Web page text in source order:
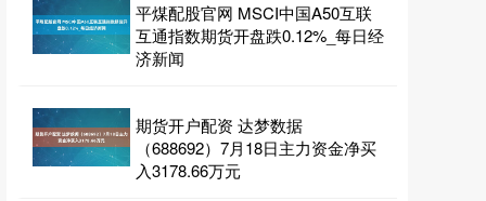
平煤配股官网 MSCI中国A50互联
互通指数期货开盘跌0.12%_每日经
济新闻
期货开户配资 达梦数据
（688692）7月18日主力资金净买
入3178.66万元